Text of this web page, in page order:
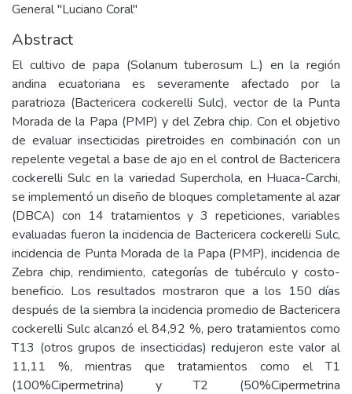
General "Luciano Coral"
Abstract
El cultivo de papa (Solanum tuberosum L.) en la región
andina ecuatoriana es severamente afectado por la
paratrioza (Bactericera cockerelli Sulc), vector de la Punta
Morada de la Papa (PMP) y del Zebra chip. Con el objetivo
de evaluar insecticidas piretroides en combinación con un
repelente vegetal a base de ajo en el control de Bactericera
cockerelli Sulc en la variedad Superchola, en Huaca-Carchi,
se implementó un diseño de bloques completamente al azar
(DBCA) con 14 tratamientos y 3 repeticiones, variables
evaluadas fueron la incidencia de Bactericera cockerelli Sulc,
incidencia de Punta Morada de la Papa (PMP), incidencia de
Zebra chip, rendimiento, categorías de tubérculo y costo-
beneficio. Los resultados mostraron que a los 150 días
después de la siembra la incidencia promedio de Bactericera
cockerelli Sulc alcanzó el 84,92 %, pero tratamientos como
T13 (otros grupos de insecticidas) redujeron este valor al
11,11 %, mientras que tratamientos como el T1
(100%Cipermetrina) y T2 (50%Cipermetrina